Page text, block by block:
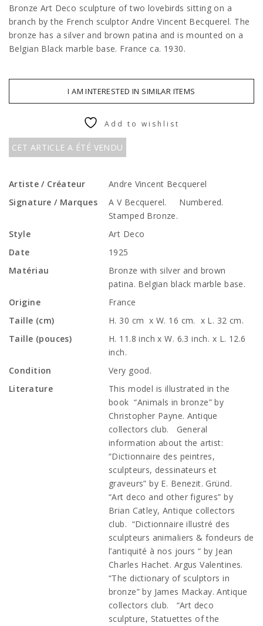
Bronze Art Deco sculpture of two lovebirds sitting on a
branch by the French sculptor Andre Vincent Becquerel. The
bronze has a silver and brown patina and is mounted on a
Belgian Black marble base. France ca. 1930.
I AM INTERESTED IN SIMILAR ITEMS
CET ARTICLE A ÉTÉ VENDU
Add to wishlist
Artiste / Créateur
Andre Vincent Becquerel
Signature / Marques
A V Becquerel. Numbered.
Stamped Bronze.
Style
Art Deco
Date
1925
Matériau
Bronze with silver and brown
patina. Belgian black marble base.
Origine
France
Taille (cm)
H. 30 cm x W. 16 cm. x L. 32 cm.
Taille (pouces)
H. 11.8 inch x W. 6.3 inch. x L. 12.6
inch.
Condition
Very good.
Literature
This model is illustrated in the
book “Animals in bronze” by
Christopher Payne. Antique
collectors club. General
information about the artist:
“Dictionnaire des peintres,
sculpteurs, dessinateurs et
graveurs” by E. Benezit. Gründ.
“Art deco and other figures” by
Brian Catley, Antique collectors
club. “Dictionnaire illustré des
sculpteurs animaliers & fondeurs de
l’antiquité à nos jours “ by Jean
Charles Hachet. Argus Valentines.
“The dictionary of sculptors in
bronze” by James Mackay. Antique
collectors club. “Art deco
sculpture, Statuettes of the